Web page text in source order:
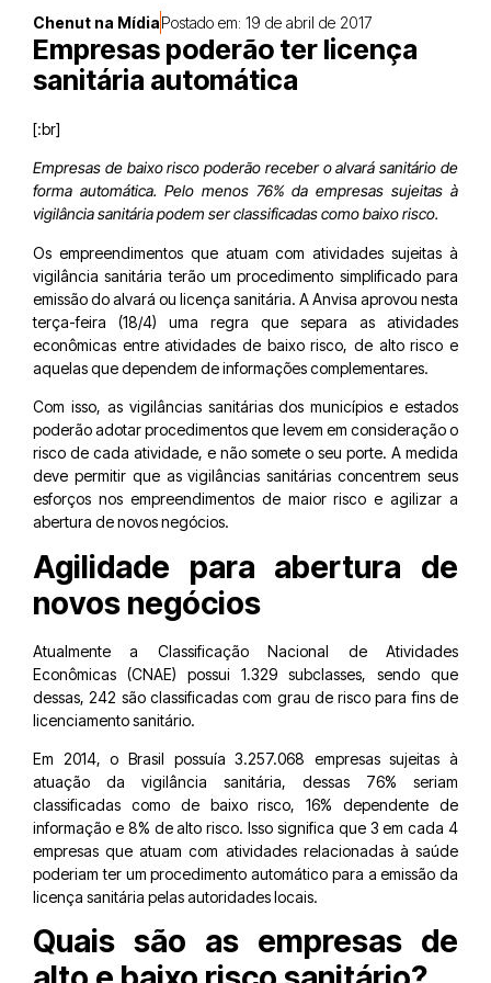
Chenut na MídiaPostado em: 19 de abril de 2017
Empresas poderão ter licença
sanitária automática
[:br]
Empresas de baixo risco poderão receber o alvará sanitário de
forma automática. Pelo menos 76% da empresas sujeitas à
vigilância sanitária podem ser classificadas como baixo risco.
Os empreendimentos que atuam com atividades sujeitas à
vigilância sanitária terão um procedimento simplificado para
emissão do alvará ou licença sanitária. A Anvisa aprovou nesta
terça-feira (18/4) uma regra que separa as atividades
econômicas entre atividades de baixo risco, de alto risco e
aquelas que dependem de informações complementares.
Com isso, as vigilâncias sanitárias dos municípios e estados
poderão adotar procedimentos que levem em consideração o
risco de cada atividade, e não somete o seu porte. A medida
deve permitir que as vigilâncias sanitárias concentrem seus
esforços nos empreendimentos de maior risco e agilizar a
abertura de novos negócios.
Agilidade para abertura de
novos negócios
Atualmente a Classificação Nacional de Atividades
Econômicas (CNAE) possui 1.329 subclasses, sendo que
dessas, 242 são classificadas com grau de risco para fins de
licenciamento sanitário.
Em 2014, o Brasil possuía 3.257.068 empresas sujeitas à
atuação da vigilância sanitária, dessas 76% seriam
classificadas como de baixo risco, 16% dependente de
informação e 8% de alto risco. Isso significa que 3 em cada 4
empresas que atuam com atividades relacionadas à saúde
poderiam ter um procedimento automático para a emissão da
licença sanitária pelas autoridades locais.
Quais são as empresas de